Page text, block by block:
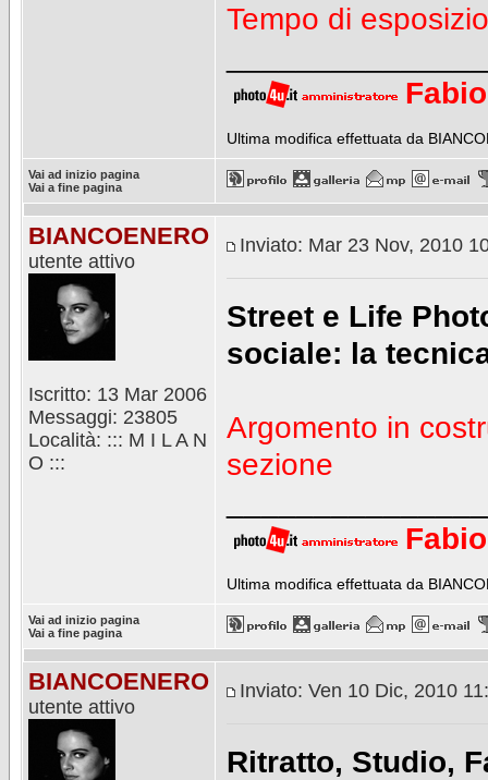
Tempo di
Fabio
Ultima modifica effettuata da
Vai ad inizio pagina
Vai a fine pagina
BIANCOENERO
utente attivo
Iscritto: 13 Mar 2006
Messaggi: 23805
Località: ::: M I L A N
O :::
Inviato: Mar 23 Nov, 2010
Street e Life
sociale: la
Argomento in
sezione
Fabio
Ultima modifica effettuata da
Vai ad inizio pagina
Vai a fine pagina
BIANCOENERO
utente attivo
Inviato: Ven 10 Dic, 2010
Ritratto, Studio,